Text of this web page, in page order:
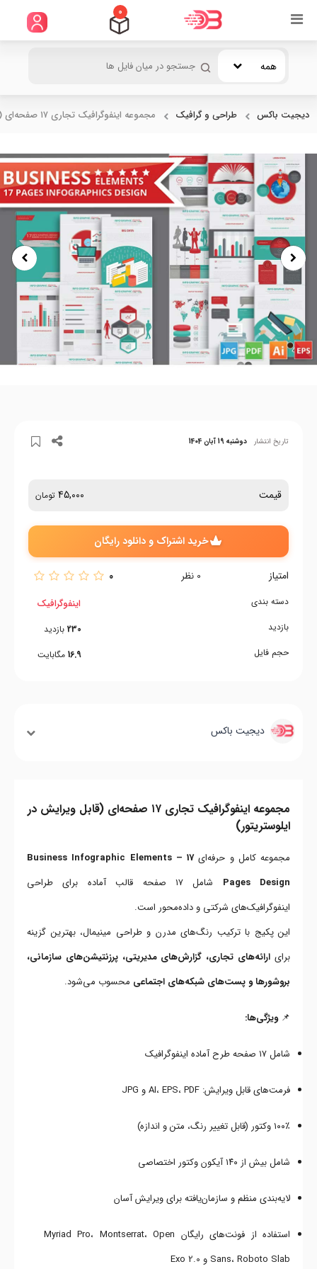
0
همه
دیجیت باکس طراحی و گرافیک مجموعه اینفوگرافیک تجاری ۱۷ صفحه‌ای (قابل...
تاریخ انتشار دوشنبه 19 آبان 1404
قیمت 45,000 تومان
خرید اشتراک و دانلود رایگان
امتیاز 0 نظر 0
دسته بندی
بازدید
حجم فایل
اینفوگرافیک
230 بازدید
16.9 مگابایت
دیجیت باکس
مجموعه اینفوگرافیک تجاری ۱۷ صفحه‌ای (قابل ویرایش در
ایلوستریتور)
مجموعه کامل و حرفه‌ایBusiness Infographic Elements – 17
Pages Design
شامل ۱۷ صفحه قالب آماده برای طراحی
اینفوگرافیک‌های شرکتی و داده‌محور است.
این پکیج با ترکیب رنگ‌های مدرن و طراحی مینیمال، بهترین گزینه
برای ارائه‌های تجاری، گزارش‌های مدیریتی، پرزنتیشن‌های سازمانی،
بروشورها و پست‌های شبکه‌های اجتماعی محسوب می‌شود.
📌ویژگی‌ها:
شامل ۱۷ صفحه طرح آماده اینفوگرافیک
فرمت‌های قابل ویرایش: AI، EPS، PDF و JPG
۱۰۰٪ وکتور (قابل تغییر رنگ، متن و اندازه)
شامل بیش از ۱۴۰ آیکون وکتور اختصاصی
لایه‌بندی منظم و سازمان‌یافته برای ویرایش آسان
استفاده از فونت‌های رایگان Myriad Pro، Montserrat، Open
Sans، Roboto Slab و Exo 2.0